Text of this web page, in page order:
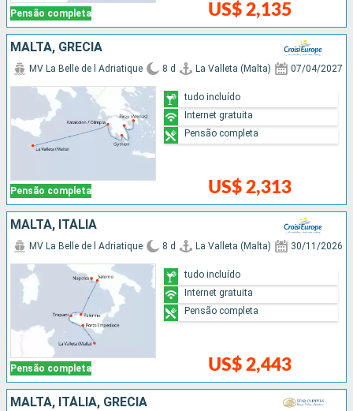
Pensão completa US$ 2,135
MALTA, GRÉCIA
Pensão completa
MV La Belle de l Adriatique 8 d La Valleta (Malta) 07/04/2027
US$ 2,313
tudo incluído
Internet gratuita
Pensão completa
MALTA, ITÁLIA
Pensão completa
MV La Belle de l Adriatique 8 d La Valleta (Malta) 30/11/2026
US$ 2,443
tudo incluído
Internet gratuita
Pensão completa
MALTA, ITÁLIA, GRÉCIA